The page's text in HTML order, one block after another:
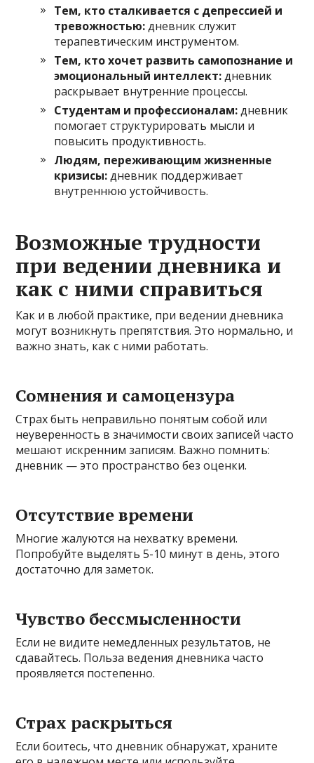
Тем, кто сталкивается с депрессией и
тревожностью:дневник служит
терапевтическим инструментом.
Тем, кто хочет развить самопознание и
эмоциональный интеллект:дневник
раскрывает внутренние процессы.
Студентам и профессионалам:дневник
помогает структурировать мысли и
повысить продуктивность.
Людям, переживающим жизненные
кризисы:дневник поддерживает
внутреннюю устойчивость.
Возможные трудности
при ведении дневника и
как с ними справиться
Как и в любой практике, при ведении дневника
могут возникнуть препятствия. Это нормально, и
важно знать, как с ними работать.
Сомнения и самоцензура
Страх быть неправильно понятым собой или
неуверенность в значимости своих записей часто
мешают искренним записям. Важно помнить:
дневник — это пространство без оценки.
Отсутствие времени
Многие жалуются на нехватку времени.
Попробуйте выделять 5-10 минут в день, этого
достаточно для заметок.
Чувство бессмысленности
Если не видите немедленных результатов, не
сдавайтесь. Польза ведения дневника часто
проявляется постепенно.
Страх раскрыться
Если боитесь, что дневник обнаружат, храните